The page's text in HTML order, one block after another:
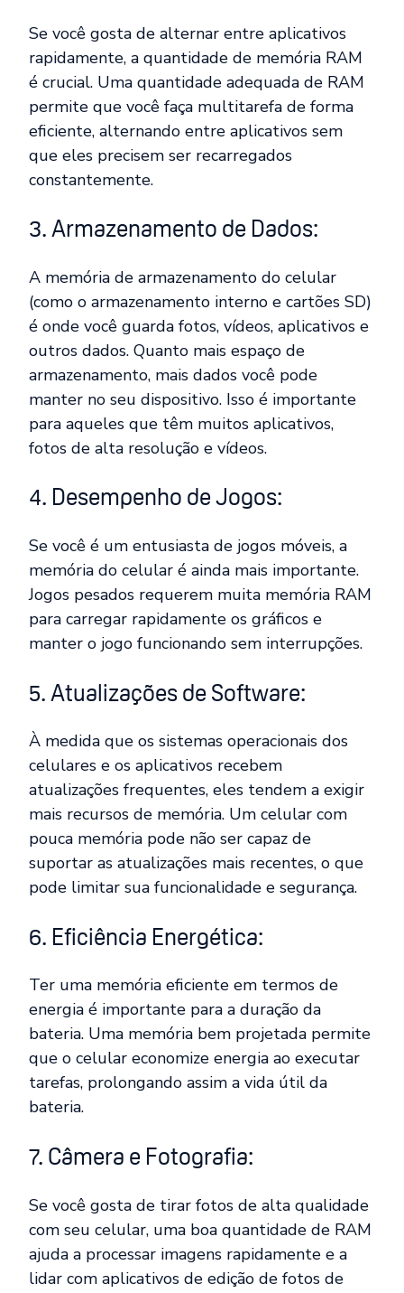
Se você gosta de alternar entre aplicativos
rapidamente, a quantidade de memória RAM
é crucial. Uma quantidade adequada de RAM
permite que você faça multitarefa de forma
eficiente, alternando entre aplicativos sem
que eles precisem ser recarregados
constantemente.
3. Armazenamento de Dados:
A memória de armazenamento do celular
(como o armazenamento interno e cartões SD)
é onde você guarda fotos, vídeos, aplicativos e
outros dados. Quanto mais espaço de
armazenamento, mais dados você pode
manter no seu dispositivo. Isso é importante
para aqueles que têm muitos aplicativos,
fotos de alta resolução e vídeos.
4. Desempenho de Jogos:
Se você é um entusiasta de jogos móveis, a
memória do celular é ainda mais importante.
Jogos pesados requerem muita memória RAM
para carregar rapidamente os gráficos e
manter o jogo funcionando sem interrupções.
5. Atualizações de Software:
À medida que os sistemas operacionais dos
celulares e os aplicativos recebem
atualizações frequentes, eles tendem a exigir
mais recursos de memória. Um celular com
pouca memória pode não ser capaz de
suportar as atualizações mais recentes, o que
pode limitar sua funcionalidade e segurança.
6. Eficiência Energética:
Ter uma memória eficiente em termos de
energia é importante para a duração da
bateria. Uma memória bem projetada permite
que o celular economize energia ao executar
tarefas, prolongando assim a vida útil da
bateria.
7. Câmera e Fotografia:
Se você gosta de tirar fotos de alta qualidade
com seu celular, uma boa quantidade de RAM
ajuda a processar imagens rapidamente e a
lidar com aplicativos de edição de fotos de